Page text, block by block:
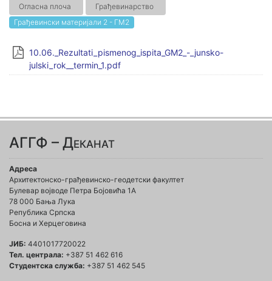
Огласна плоча
Грађевинарство
Грађевински материјали 2 - ГМ2
10.06._Rezultati_pismenog_ispita_GM2_-_junsko-
julski_rok__termin_1.pdf
АГГФ – Деканат
Адреса
Архитектонско-грађевинско-геодетски факултет
Булевар војводе Петра Бојовића 1A
78 000 Бања Лука
Република Српска
Босна и Херцеговина
ЈИБ: 4401017720022
Тел. централа: +387 51 462 616
Студентска служба: +387 51 462 545